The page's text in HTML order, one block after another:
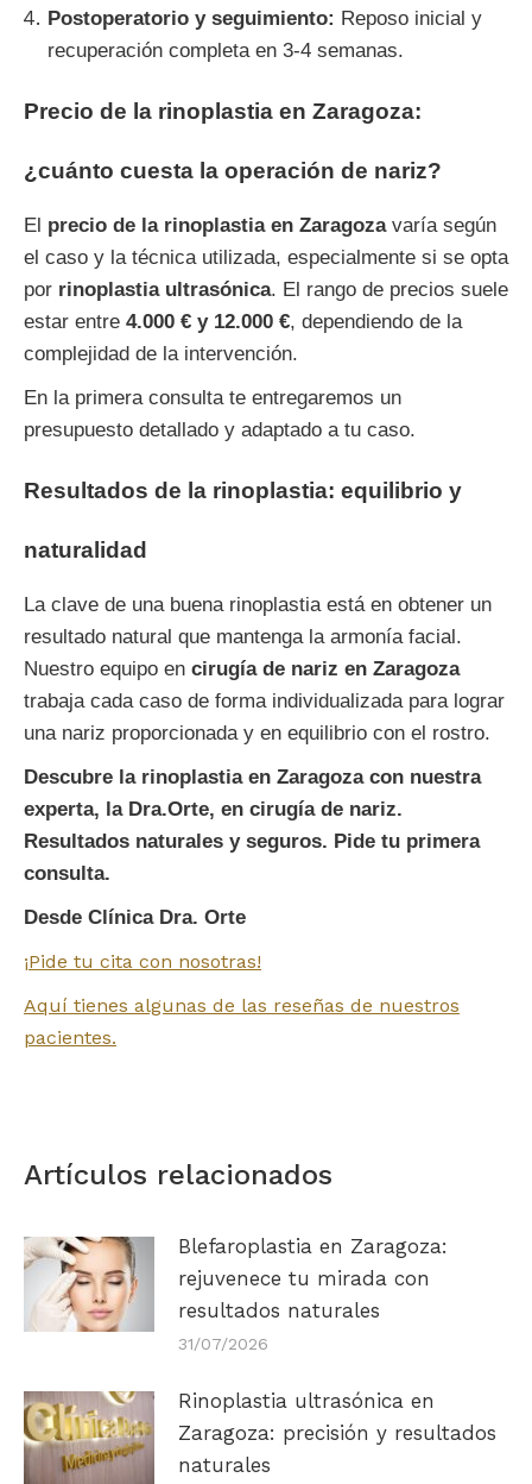
Postoperatorio y seguimiento: Reposo inicial y
recuperación completa en 3-4 semanas.
Precio de la rinoplastia en Zaragoza:
¿cuánto cuesta la operación de nariz?
El precio de la rinoplastia en Zaragozavaría según
el caso y la técnica utilizada, especialmente si se opta
por rinoplastia ultrasónica. El rango de precios suele
estar entre 4.000 € y 12.000 €, dependiendo de la
complejidad de la intervención.
En la primera consulta te entregaremos un
presupuesto detallado y adaptado a tu caso.
Resultados de la rinoplastia: equilibrio y
naturalidad
La clave de una buena rinoplastia está en obtener un
resultado natural que mantenga la armonía facial.
Nuestro equipo en cirugía de nariz en Zaragoza
trabaja cada caso de forma individualizada para lograr
una nariz proporcionada y en equilibrio con el rostro.
Descubre la rinoplastia en Zaragoza con nuestra
experta, la Dra.Orte, en cirugía de nariz.
Resultados naturales y seguros. Pide tu primera
consulta.
Desde Clínica Dra. Orte
¡Pide tu cita con nosotras!
Aquí tienes algunas de las reseñas de nuestros
pacientes.
Artículos relacionados
Blefaroplastia en Zaragoza:
rejuvenece tu mirada con
resultados naturales
31/07/2026
Rinoplastia ultrasónica en
Zaragoza: precisión y resultados
naturales